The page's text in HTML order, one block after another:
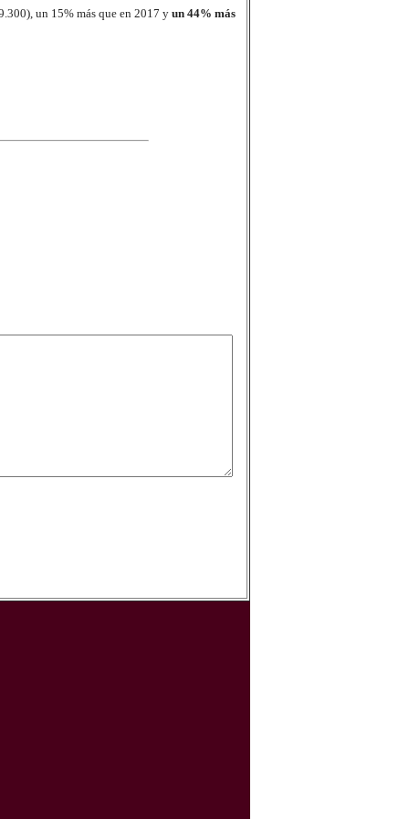
un 15% más que en 2017 y un 44% más